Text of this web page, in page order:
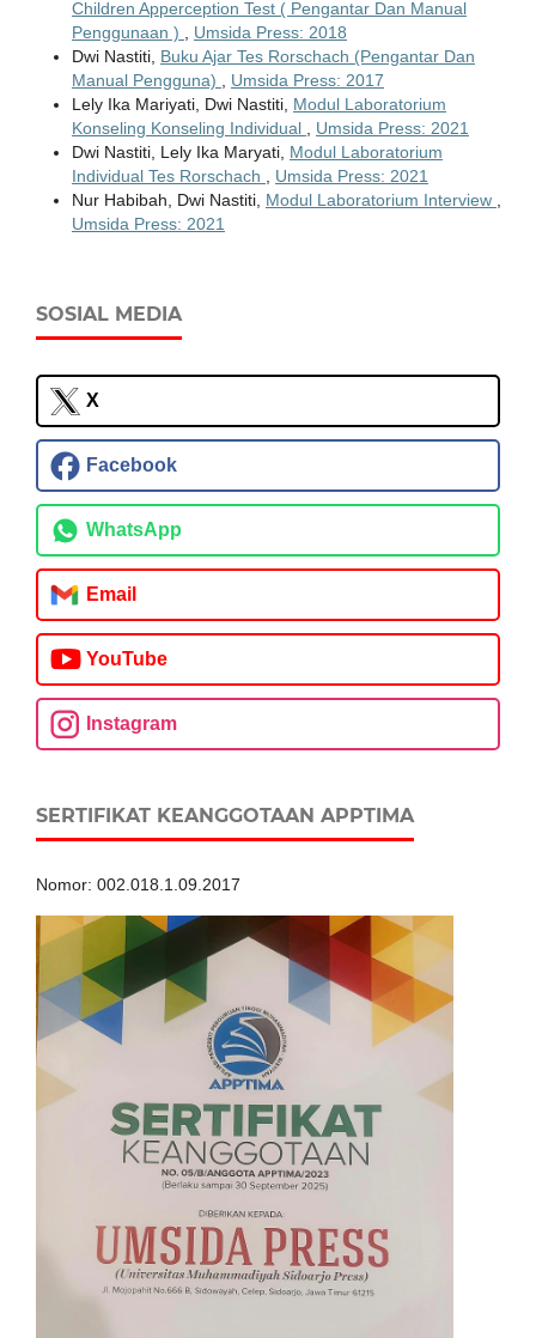
Children Apperception Test ( Pengantar Dan Manual
Penggunaan )
Umsida Press: 2018
Dwi Nastiti, Buku Ajar Tes Rorschach (Pengantar Dan
Manual Pengguna)
Umsida Press: 2017
Lely Ika Mariyati, Dwi Nastiti, Modul Laboratorium
Konseling Konseling Individual
Umsida Press: 2021
Dwi Nastiti, Lely Ika Maryati, Modul Laboratorium
Individual Tes Rorschach
Umsida Press: 2021
Nur Habibah, Dwi Nastiti, Modul Laboratorium Interview
Umsida Press: 2021
SOSIAL MEDIA
X
Facebook
WhatsApp
Email
YouTube
Instagram
SERTIFIKAT KEANGGOTAAN APPTIMA
Nomor: 002.018.1.09.2017